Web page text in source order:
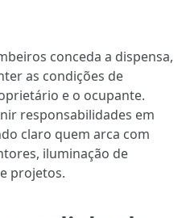
conceda a dispensa,
as condições de
e o ocupante.
responsabilidades em
claro quem arca com
iluminação de
projetos.